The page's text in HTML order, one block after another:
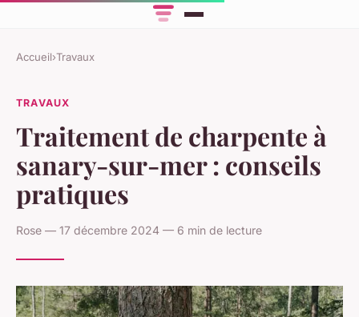
Accueil›Travaux
TRAVAUX
Traitement de charpente à
sanary-sur-mer : conseils
pratiques
Rose — 17 décembre 2024 — 6 min de lecture